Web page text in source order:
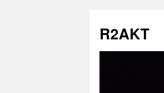
содержимому
R2AKT